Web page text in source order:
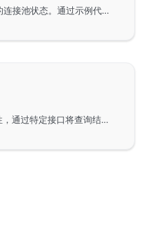
使用GoFrame框架的DB.Stats方法获取ORM对象的连接池状态。通过示例代码，开发者可以了解如何配置数据库连接，并通过GoFrame获取连接池的详细状态信息。同时，介绍了连接池状态输出的具体字段及其意义。
在GoFrame框架中使用ORM的自定义类型转换特性，通过特定接口将查询结果转换为所需类型，无论是直接类型还是struct属性。此功能增强了GoFrame框架的灵活性，提供高效解决方案，助力开发者实现更高级的数据库交互。